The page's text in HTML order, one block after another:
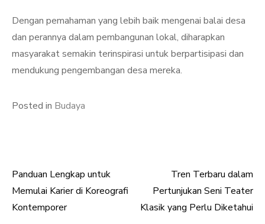
Dengan pemahaman yang lebih baik mengenai balai desa
dan perannya dalam pembangunan lokal, diharapkan
masyarakat semakin terinspirasi untuk berpartisipasi dan
mendukung pengembangan desa mereka.
Posted in Budaya
Post
navigation
Panduan Lengkap untuk
Memulai Karier di Koreografi
Kontemporer
Tren Terbaru dalam
Pertunjukan Seni Teater
Klasik yang Perlu Diketahui